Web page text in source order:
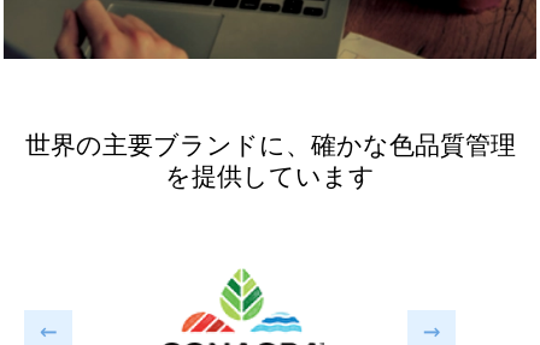
世界の主要ブランドに、確かな色品質管理
を提供しています